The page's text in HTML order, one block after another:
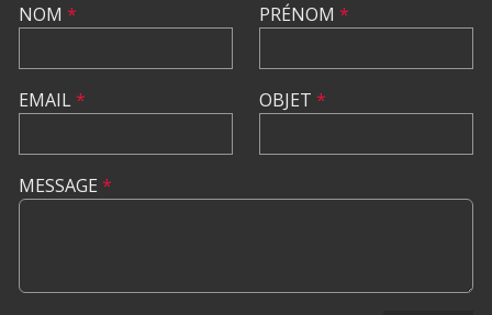
NOM *
EMAIL*
PRÉNOM *
OBJET *
MESSAGE *